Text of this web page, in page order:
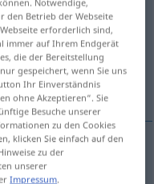
antippen)
den Betrieb der Webseite
erforderlich sind,
immer auf Ihrem Endgerät
die der Bereitstellung
gespeichert, wenn Sie uns
Ihr Einverständnis
ohne Akzeptieren“. Sie
Besuche unserer
zu den Cookies
klicken Sie einfach auf den
zu der
unserer
Impressum